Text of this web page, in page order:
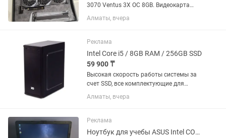
3070 Ventus 3X OC 8GB. Видеокарта
полностью исправна и готова к
подборка MSI. Документация.
Заводской...
Алматы, вчера
Реклама
Intel Core i5 / 8GB RAM / 256GB SSD
59 900 ₸
Высокая скорость работы системы за
счет SSD, все комплектующие для
сборки используем новые с гарантией!
Бюджетные офисные компьютеры,
документов для организаций,
гарантия...
Алматы, вчера
Реклама
Ноутбук для учебы ASUS Intel CORE-i3 8GB RAM 128Gb SSD